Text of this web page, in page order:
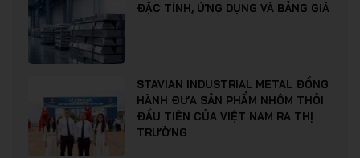
ĐẶC TÍNH, ỨNG DỤNG VÀ BẢNG GIÁ
STAVIAN INDUSTRIAL METAL ĐỒNG
HÀNH ĐƯA SẢN PHẨM NHÔM THỎI
ĐẦU TIÊN CỦA VIỆT NAM RA THỊ
TRƯỜNG